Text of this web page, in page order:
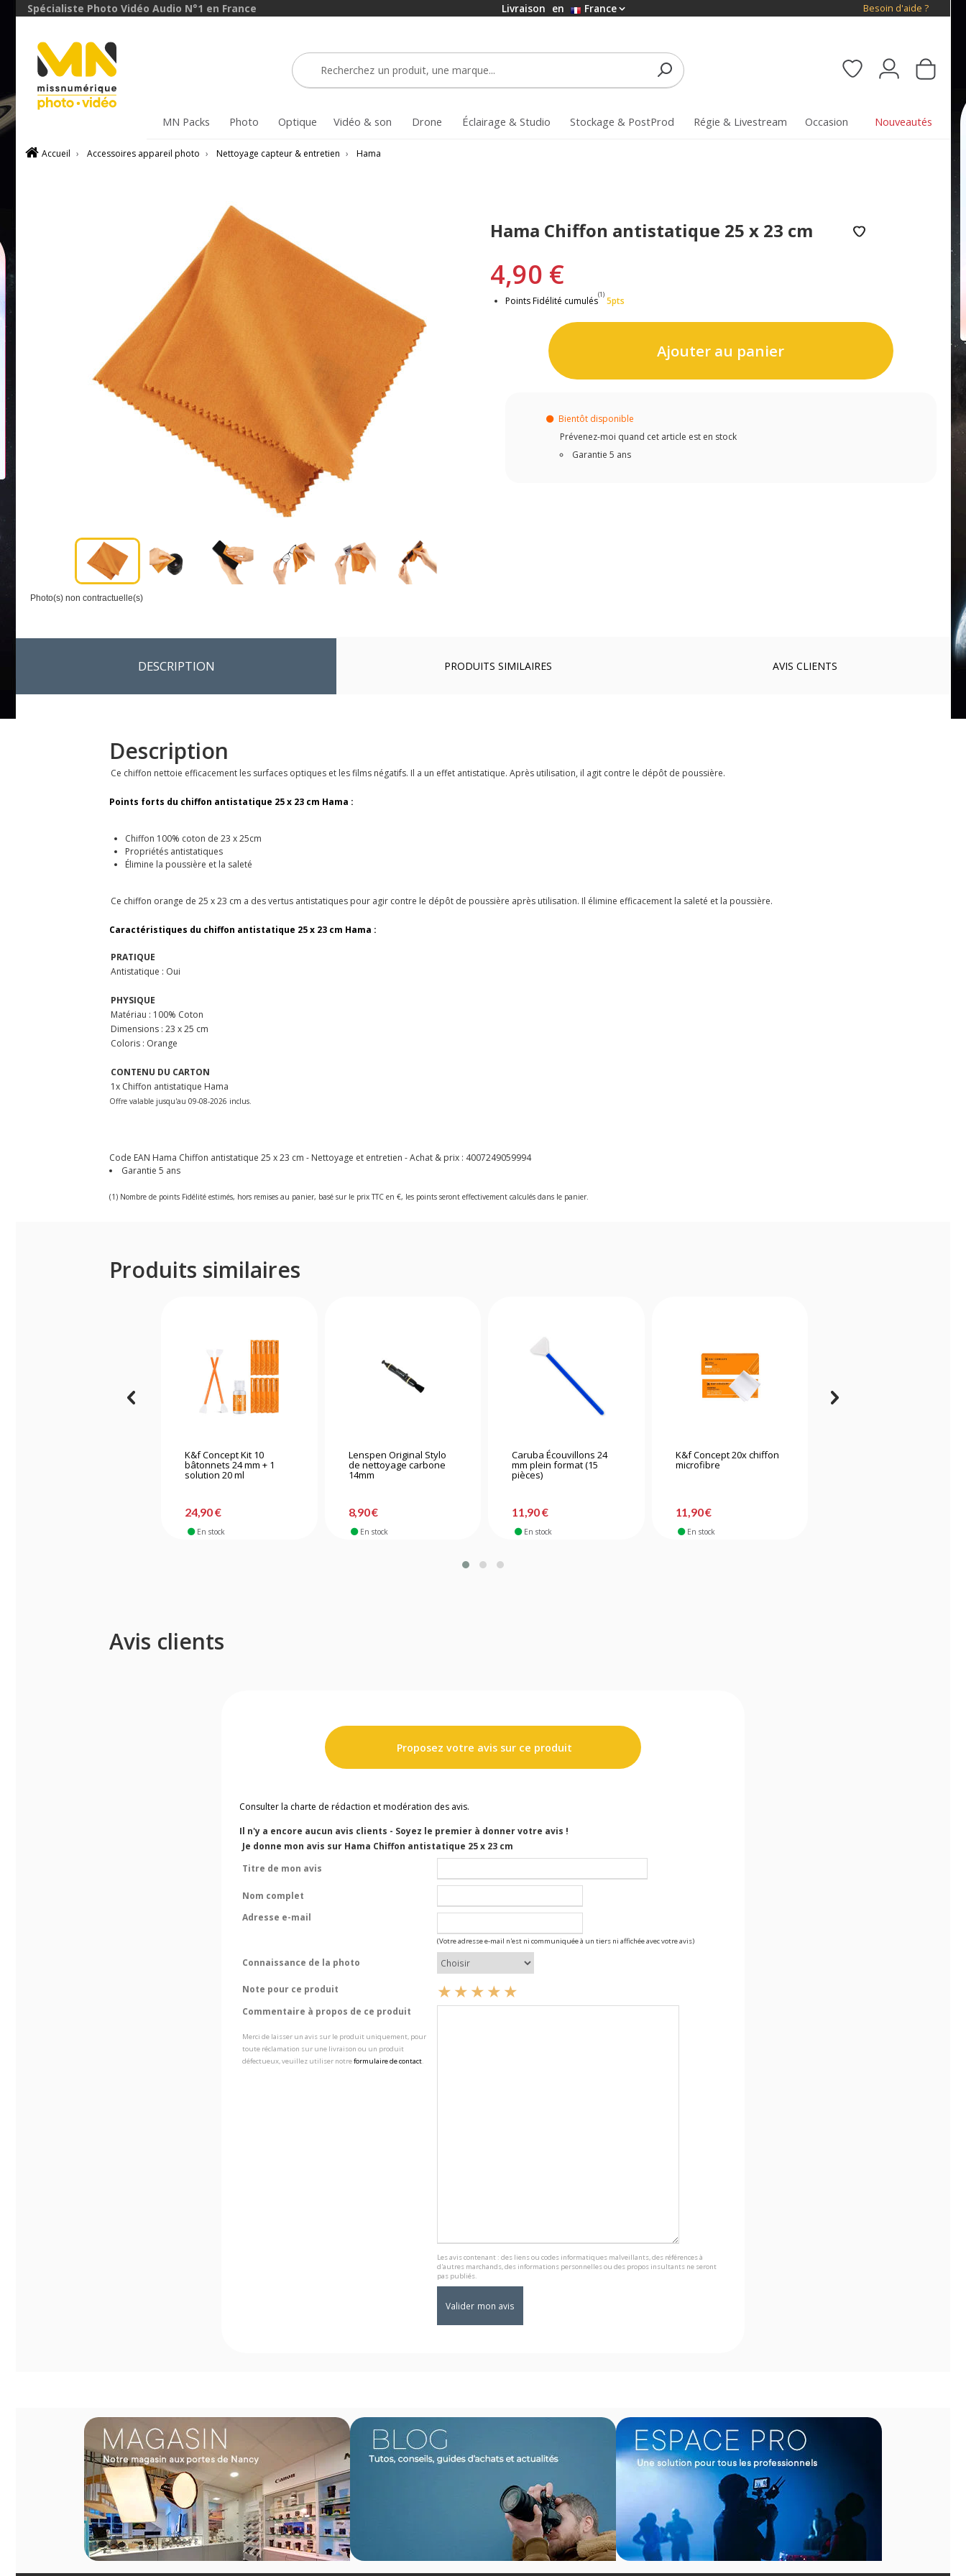
Spécialiste Photo Vidéo Audio N°1 en France Livraison en France Besoin d'aide ?
MN Packs Photo Optique Vidéo & son Drone Éclairage & Studio Stockage & PostProd Régie & Livestream Occasion Nouveautés
Accueil › Accessoires appareil photo › Nettoyage capteur & entretien › Hama
Photo(s) non contractuelle(s)
Hama Chiffon antistatique 25 x 23 cm
4,90 €
Points Fidélité cumulés
(1)
5pts
Ajouter au panier
Bientôt disponible
Prévenez-moi quand cet article est en stock
Garantie 5 ans
DESCRIPTION PRODUITS SIMILAIRES AVIS CLIENTS
Description
Ce chiffon nettoie efficacement les surfaces optiques et les films négatifs. Il a un effet antistatique. Après utilisation, il agit contre le dépôt de poussière.
Points forts du chiffon antistatique 25 x 23 cm Hama :
Chiffon 100% coton de 23 x 25cm
Propriétés antistatiques
Élimine la poussière et la saleté
Ce chiffon orange de 25 x 23 cm a des vertus antistatiques pour agir contre le dépôt de poussière après utilisation. Il élimine efficacement la saleté et la poussière.
Caractéristiques du chiffon antistatique 25 x 23 cm Hama :
PRATIQUE
Antistatique : Oui
PHYSIQUE
Matériau : 100% Coton
Dimensions : 23 x 25 cm
Coloris : Orange
CONTENU DU CARTON
1x Chiffon antistatique Hama
Offre valable jusqu'au 09-08-2026 inclus.
Code EAN Hama Chiffon antistatique 25 x 23 cm - Nettoyage et entretien - Achat & prix : 4007249059994
Garantie 5 ans
(1) Nombre de points Fidélité estimés, hors remises au panier, basé sur le prix TTC en €, les points seront effectivement calculés dans le panier.
Produits similaires
K&f Concept Kit 10
bâtonnets 24 mm + 1
solution 20 ml
24,90 €
En stock
Lenspen Original Stylo
de nettoyage carbone
14mm
8,90 €
En stock
Caruba Écouvillons 24
mm plein format (15
pièces)
11,90 €
En stock
K&f Concept 20x chiffon
microfibre
11,90 €
En stock
Avis clients
Proposez votre avis sur ce produit
Consulter la charte de rédaction et modération des avis.
Il n'y a encore aucun avis clients - Soyez le premier à donner votre avis !
Je donne mon avis sur Hama Chiffon antistatique 25 x 23 cm
Titre de mon avis
Nom complet
Adresse e-mail
(Votre adresse e-mail n'est ni communiquée à un tiers ni affichée avec votre avis)
Connaissance de la photo
Note pour ce produit
Commentaire à propos de ce produit
Merci de laisser un avis sur le produit uniquement, pour
toute réclamation sur une livraison ou un produit
défectueux, veuillez utiliser notreformulaire de contact.
Les avis contenant : des liens ou codes informatiques malveillants, des références à
d'autres marchands, des informations personnelles ou des propos insultants ne seront
pas publiés.